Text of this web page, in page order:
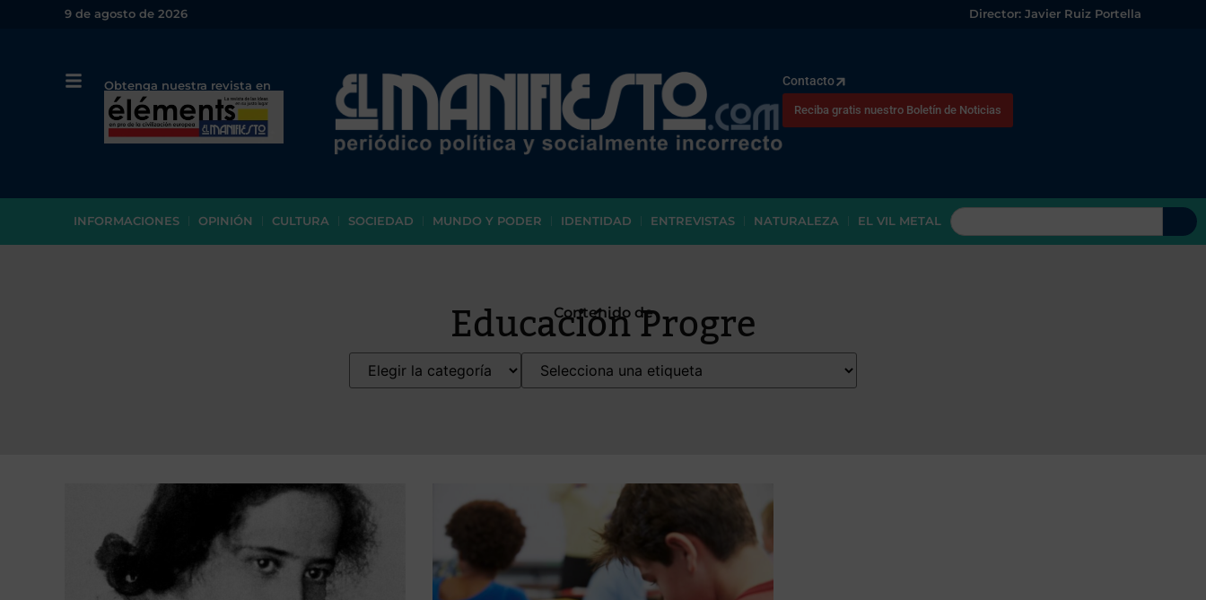
9 de agosto de 2026 Director: Javier Ruiz Portella
Obtenga nuestra revista en
papel o en PDF
Contacto
Reciba gratis nuestro Boletín de Noticias
INFORMACIONES OPINIÓN CULTURA SOCIEDAD MUNDO Y PODER IDENTIDAD ENTREVISTAS NATURALEZA EL VIL METAL
Contenido de
Educación Progre